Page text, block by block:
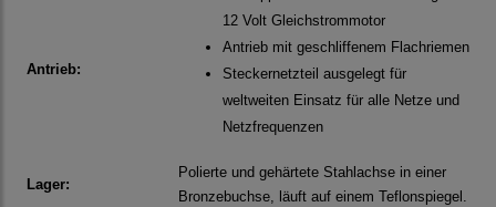
Antrieb:
12 Volt Gleichstrommotor
Antrieb mit geschliffenem Flachriemen
Steckernetzteil ausgelegt für
weltweiten Einsatz für alle Netze und
Netzfrequenzen
Lager:
Polierte und gehärtete Stahlachse in einer
Bronzebuchse, läuft auf einem Teflonspiegel.